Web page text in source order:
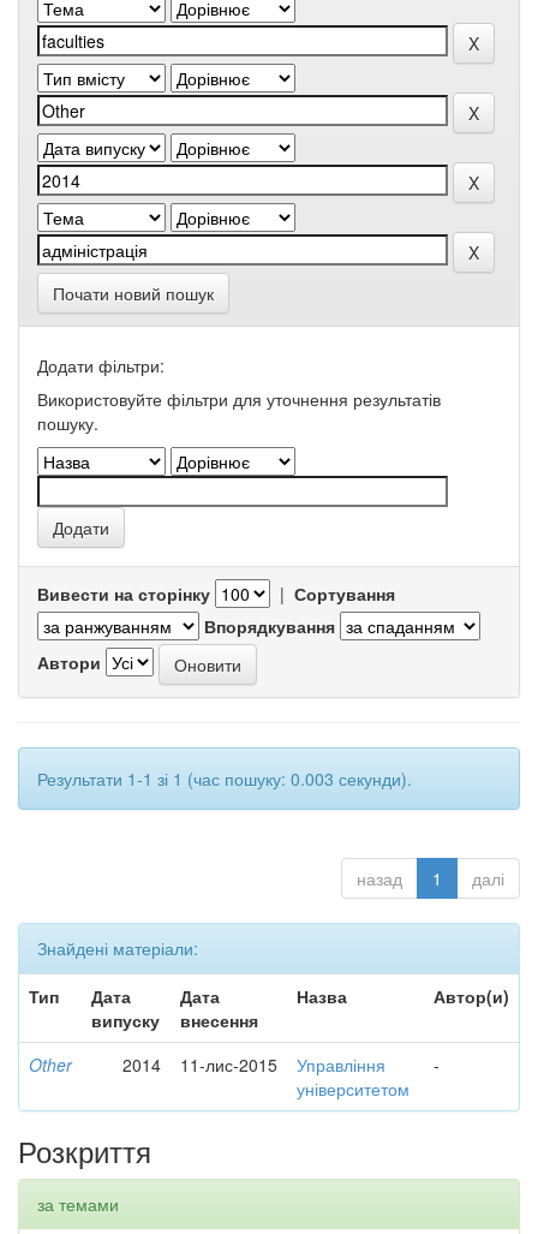
Почати новий пошук
Додати фільтри:
Використовуйте фільтри для уточнення результатів
пошуку.
Вивести на сторінку | Сортування
Впорядкування
Автори
Результати 1-1 зі 1 (час пошуку: 0.003 секунди).
назад 1 далі
Знайдені матеріали:
Тип
Дата
випуску
Дата
внесення
Назва Автор(и)
Other 2014 11-лис-2015
Управління
університетом
-
Розкриття
за темами